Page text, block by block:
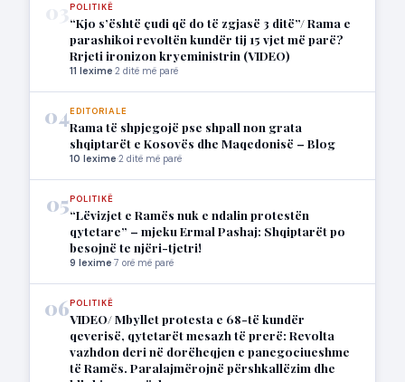
POLITIKË
“Kjo s’është çudi që do të zgjasë 3 ditë”/ Rama e
parashikoi revoltën kundër tij 15 vjet më parë?
Rrjeti ironizon kryeministrin (VIDEO)
11 lexime·2 ditë më parë
04EDITORIALE
Rama të shpjegojë pse shpall non grata
shqiptarët e Kosovës dhe Maqedonisë – Blog
10 lexime·2 ditë më parë
05POLITIKË
“Lëvizjet e Ramës nuk e ndalin protestën
qytetare” – mjeku Ermal Pashaj: Shqiptarët po
besojnë te njëri-tjetri!
9 lexime·7 orë më parë
06POLITIKË
VIDEO/ Mbyllet protesta e 68-të kundër
qeverisë, qytetarët mesazh të prerë: Revolta
vazhdon deri në dorëheqjen e panegociueshme
të Ramës. Paralajmërojnë përshkallëzim dhe